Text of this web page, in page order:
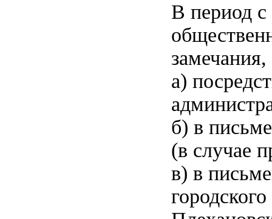
В период с
а)
б) в
(в случае
в) в